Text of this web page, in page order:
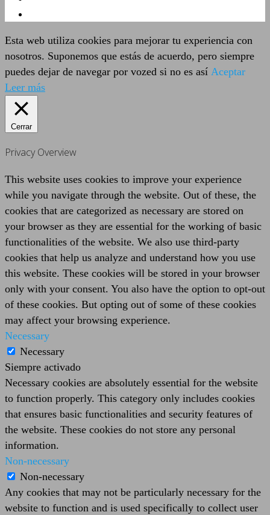
Esta web utiliza cookies para mejorar tu experiencia con
nosotros. Suponemos que estás de acuerdo, pero siempre
puedes dejar de navegar por vozed si no es así Aceptar
Leer más
Cerrar
Privacy Overview
This website uses cookies to improve your experience
while you navigate through the website. Out of these, the
cookies that are categorized as necessary are stored on
your browser as they are essential for the working of basic
functionalities of the website. We also use third-party
cookies that help us analyze and understand how you use
this website. These cookies will be stored in your browser
only with your consent. You also have the option to opt-out
of these cookies. But opting out of some of these cookies
may affect your browsing experience.
Necessary
Necessary
Siempre activado
Necessary cookies are absolutely essential for the website
to function properly. This category only includes cookies
that ensures basic functionalities and security features of
the website. These cookies do not store any personal
information.
Non-necessary
Non-necessary
Any cookies that may not be particularly necessary for the
website to function and is used specifically to collect user